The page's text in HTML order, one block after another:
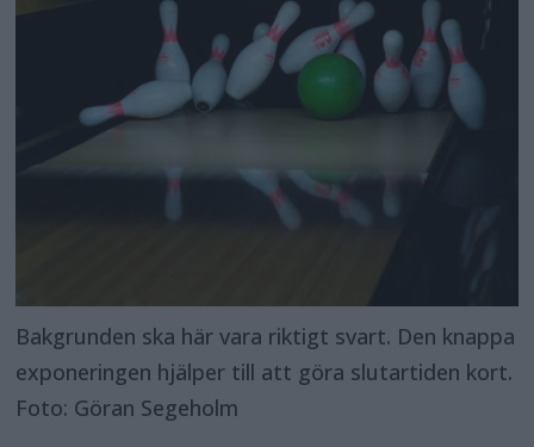
Bakgrunden ska här vara riktigt svart. Den knappa
exponeringen hjälper till att göra slutartiden kort.
Foto: Göran Segeholm